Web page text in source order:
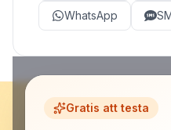
WhatsApp
Gratis att testa